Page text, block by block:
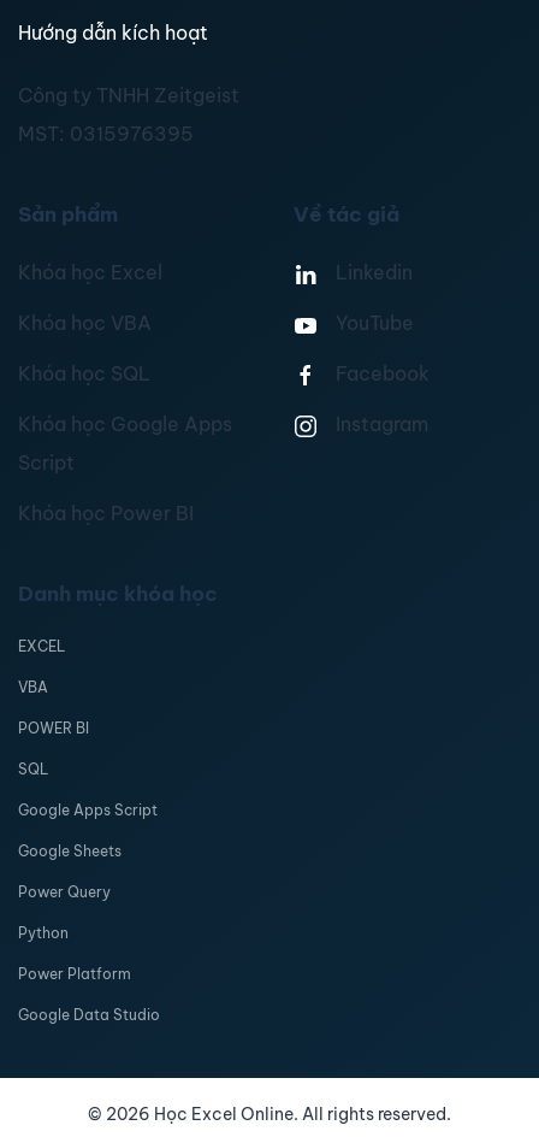
Hướng dẫn kích hoạt
Công ty TNHH Zeitgeist
MST: 0315976395
Sản phẩm
Khóa học Excel
Khóa học VBA
Khóa học SQL
Khóa học Google Apps
Script
Khóa học Power BI
Về tác giả
Linkedin
YouTube
Facebook
Instagram
Danh mục khóa học
EXCEL
VBA
POWER BI
SQL
Google Apps Script
Google Sheets
Power Query
Python
Power Platform
Google Data Studio
© 2026 Học Excel Online. All rights reserved.